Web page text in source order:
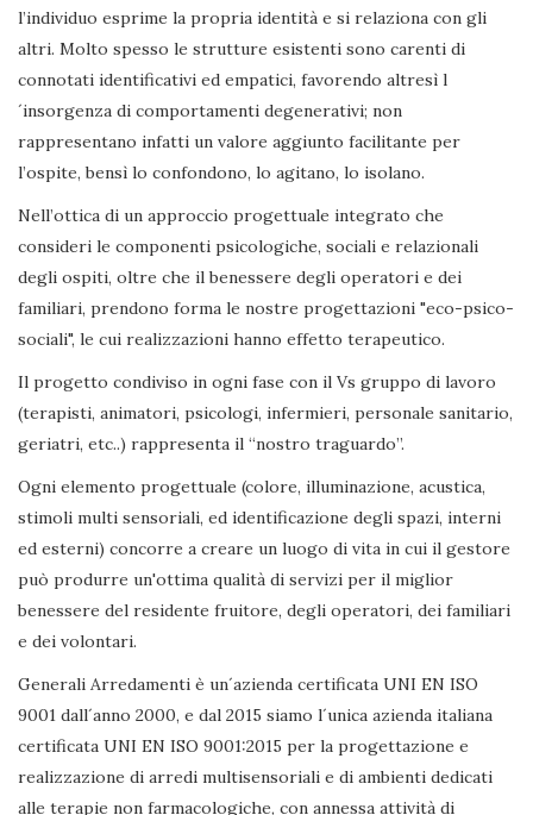
l’individuo esprime la propria identità e si relaziona con gli
altri. Molto spesso le strutture esistenti sono carenti di
connotati identificativi ed empatici, favorendo altresì l
´insorgenza di comportamenti degenerativi; non
rappresentano infatti un valore aggiunto facilitante per
l’ospite, bensì lo confondono, lo agitano, lo isolano.
Nell’ottica di un approccio progettuale integrato che
consideri le componenti psicologiche, sociali e relazionali
degli ospiti, oltre che il benessere degli operatori e dei
familiari, prendono forma le nostre progettazioni "eco-psico-
sociali", le cui realizzazioni hanno effetto terapeutico.
Il progetto condiviso in ogni fase con il Vs gruppo di lavoro
(terapisti, animatori, psicologi, infermieri, personale sanitario,
geriatri, etc..) rappresenta il “nostro traguardo”.
Ogni elemento progettuale (colore, illuminazione, acustica,
stimoli multi sensoriali, ed identificazione degli spazi, interni
ed esterni) concorre a creare un luogo di vita in cui il gestore
può produrre un'ottima qualità di servizi per il miglior
benessere del residente fruitore, degli operatori, dei familiari
e dei volontari.
Generali Arredamenti è un´azienda certificata UNI EN ISO
9001 dall´anno 2000, e dal 2015 siamo l´unica azienda italiana
certificata UNI EN ISO 9001:2015 per la progettazione e
realizzazione di arredi multisensoriali e di ambienti dedicati
alle terapie non farmacologiche, con annessa attività di